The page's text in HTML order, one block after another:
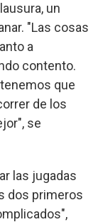
un
"Las cosas
a
contento.
que
de los
se
las jugadas
dos primeros